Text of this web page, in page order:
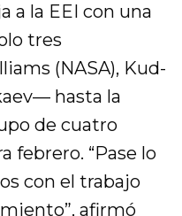
a la EEI con una
tres
(NASA), Kud-
hasta la
de cuatro
febrero. “Pase lo
con el trabajo
afirmó